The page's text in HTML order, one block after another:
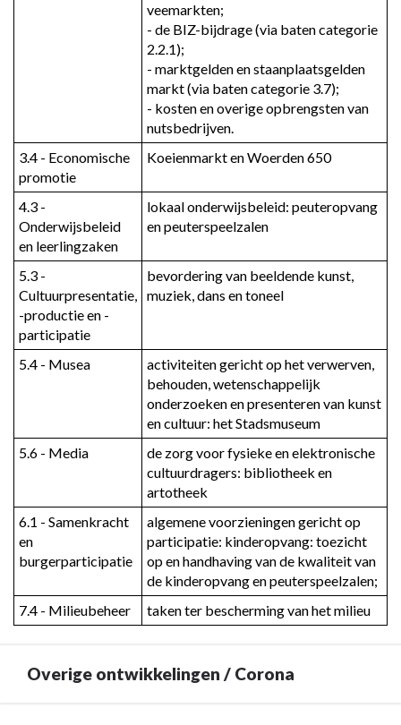
veemarkten;
- de BIZ-bijdrage (via baten categorie
2.2.1);
- marktgelden en staanplaatsgelden
markt (via baten categorie 3.7);
- kosten en overige opbrengsten van
nutsbedrijven.
3.4 - Economische
promotie
Koeienmarkt en Woerden 650
4.3 -
Onderwijsbeleid
en leerlingzaken
lokaal onderwijsbeleid: peuteropvang
en peuterspeelzalen
5.3 -
Cultuurpresentatie,
-productie en -
participatie
bevordering van beeldende kunst,
muziek, dans en toneel
5.4 - Musea
activiteiten gericht op het verwerven,
behouden, wetenschappelijk
onderzoeken en presenteren van kunst
en cultuur: het Stadsmuseum
5.6 - Media
de zorg voor fysieke en elektronische
cultuurdragers: bibliotheek en
artotheek
6.1 - Samenkracht
en
burgerparticipatie
algemene voorzieningen gericht op
participatie: kinderopvang: toezicht
op en handhaving van de kwaliteit van
de kinderopvang en peuterspeelzalen;
7.4 - Milieubeheer
taken ter bescherming van het milieu
Overige ontwikkelingen / Corona